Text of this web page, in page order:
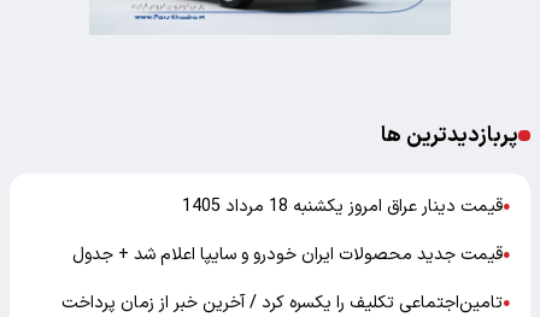
پربازدیدترین ها
●قیمت دینار عراق امروز یکشنبه 18 مرداد 1405
●قیمت جدید محصولات ایران خودرو و سایپا اعلام شد + جدول
●تامین‌اجتماعی تکلیف را یکسره کرد / آخرین خبر از زمان پرداخت